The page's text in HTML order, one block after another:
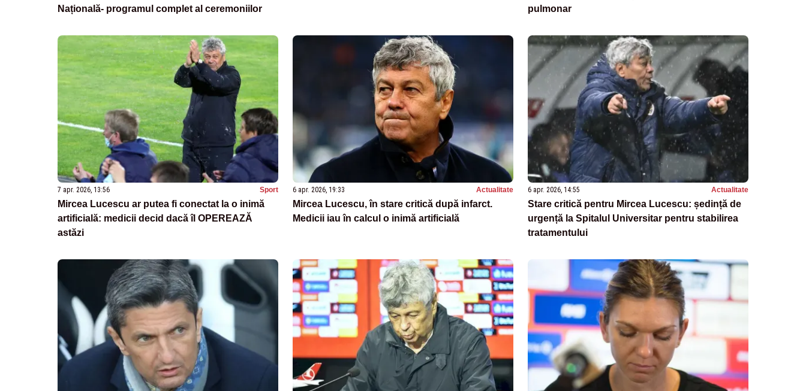
Națională- programul complet al ceremoniilor
pulmonar
7 apr. 2026, 13:56 Sport
Mircea Lucescu ar putea fi conectat la o inimă
artificială: medicii decid dacă îl OPEREAZĂ
astăzi
6 apr. 2026, 19:33 Actualitate
Mircea Lucescu, în stare critică după infarct.
Medicii iau în calcul o inimă artificială
6 apr. 2026, 14:55 Actualitate
Stare critică pentru Mircea Lucescu: ședință de
urgență la Spitalul Universitar pentru stabilirea
tratamentului